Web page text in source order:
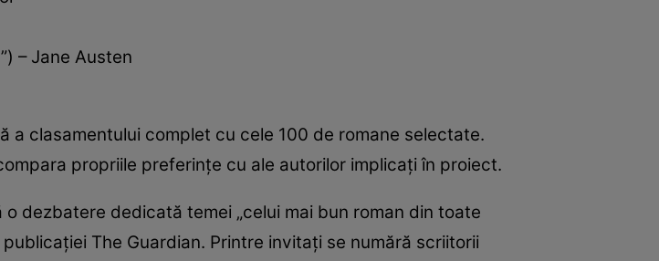
– Jane Austen
clasamentului complet cu cele 100 de romane selectate.
propriile preferințe cu ale autorilor implicați în proiect.
dezbatere dedicată temei „celui mai bun roman din toate
The Guardian. Printre invitați se numără scriitorii